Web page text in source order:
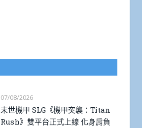
07/08/2026
末世機甲 SLG《機甲突襲：Titan
Rush》雙平台正式上線 化身肩負